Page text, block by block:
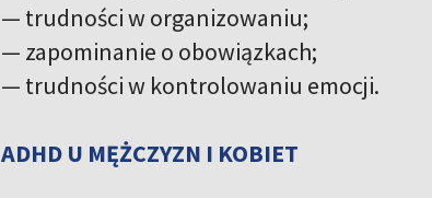
— trudności w organizowaniu;
— zapominanie o obowiązkach;
— trudności w kontrolowaniu emocji.
ADHD U MĘŻCZYZN I KOBIET